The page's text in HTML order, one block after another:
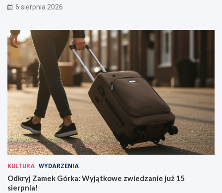
6 sierpnia 2026
KULTURA WYDARZENIA
Odkryj Zamek Górka: Wyjątkowe zwiedzanie już 15
sierpnia!